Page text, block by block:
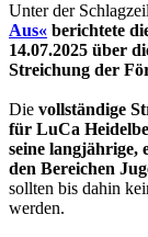
Unter der
Aus« berichtete
14.07.2025 über
Streichung der
Die vollständige
für LuCa
seine langjährige,
den Bereichen
sollten bis dahin
werden.